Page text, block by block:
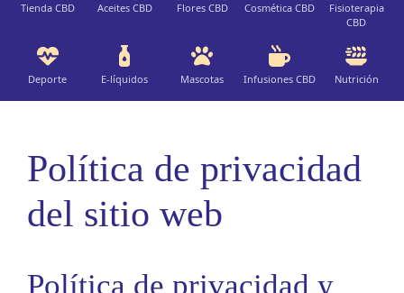
Tienda CBD Aceites CBD Flores CBD Cosmética CBD
Fisioterapia
CBD
Deporte E-líquidos Mascotas Infusiones CBD Nutrición
Política de privacidad
del sitio web
Política de privacidad y